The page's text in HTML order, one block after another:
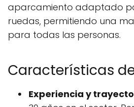
aparcamiento adaptado
ruedas, permitiendo una
para todas las personas.
Características
Experiencia y